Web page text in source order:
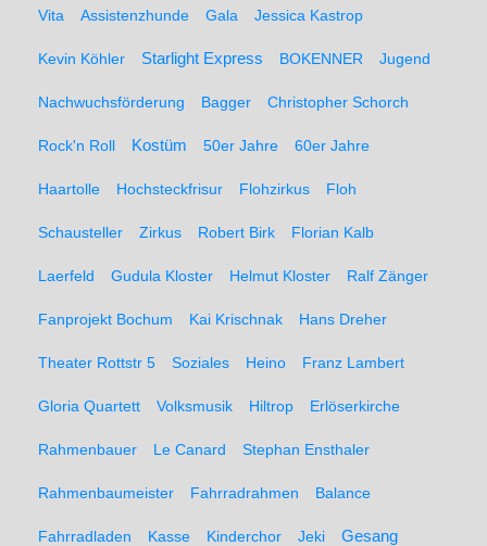
Vita Assistenzhunde Gala Jessica Kastrop
Kevin Köhler Starlight Express BOKENNER Jugend
Nachwuchsförderung Bagger Christopher Schorch
Rock'n Roll Kostüm 50er Jahre 60er Jahre
Haartolle Hochsteckfrisur Flohzirkus Floh
Schausteller Zirkus Robert Birk Florian Kalb
Laerfeld Gudula Kloster Helmut Kloster Ralf Zänger
Fanprojekt Bochum Kai Krischnak Hans Dreher
Theater Rottstr 5 Soziales Heino Franz Lambert
Gloria Quartett Volksmusik Hiltrop Erlöserkirche
Rahmenbauer Le Canard Stephan Ensthaler
Rahmenbaumeister Fahrradrahmen Balance
Fahrradladen Kasse Kinderchor Jeki Gesang